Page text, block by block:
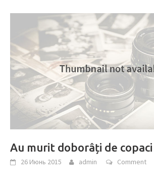
Au murit doborâți de copaci
26 Июнь 2015 admin Comment